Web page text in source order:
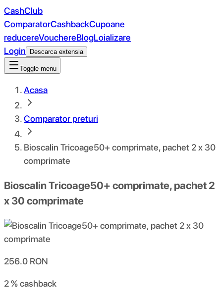
CashClub
ComparatorCashbackCupoane
reducereVouchereBlogLoializare
Login
Descarca extensia
Toggle menu
Acasa
Comparator preturi
Bioscalin Tricoage50+ comprimate, pachet 2 x 30
comprimate
Bioscalin Tricoage50+ comprimate, pachet 2
x 30 comprimate
256.0 RON
2 %cashback